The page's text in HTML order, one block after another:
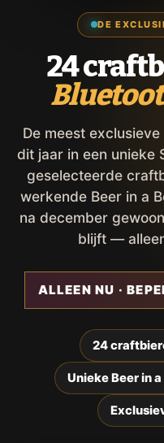
DE
24
De meest
dit jaar in een unieke
geselecteerde
werkende Beer in a
na december
blijft —
ALLEEN NU ·
24
Unieke Beer in